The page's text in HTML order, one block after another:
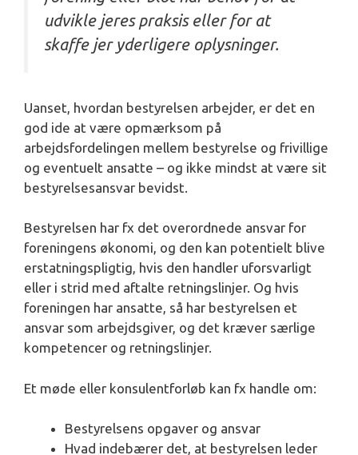
udvikle jeres praksis eller for at
skaffe jer yderligere oplysninger.
Uanset, hvordan bestyrelsen arbejder, er det en
god ide at være opmærksom på
arbejdsfordelingen mellem bestyrelse og frivillige
og eventuelt ansatte – og ikke mindst at være sit
bestyrelsesansvar bevidst.
Bestyrelsen har fx det overordnede ansvar for
foreningens økonomi, og den kan potentielt blive
erstatningspligtig, hvis den handler uforsvarligt
eller i strid med aftalte retningslinjer. Og hvis
foreningen har ansatte, så har bestyrelsen et
ansvar som arbejdsgiver, og det kræver særlige
kompetencer og retningslinjer.
Et møde eller konsulentforløb kan fx handle om:
Bestyrelsens opgaver og ansvar
Hvad indebærer det, at bestyrelsen leder